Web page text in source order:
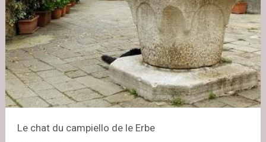
Le chat du campiello de le Erbe